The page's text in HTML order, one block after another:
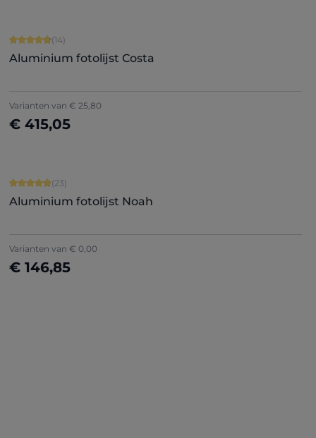
Gemiddelde waardering van 4.86 van 5 sterren
(14)
Aluminium fotolijst Costa
Varianten van € 25,80
€ 415,05
Nu configureren
Gemiddelde waardering van 4.91 van 5 sterren
(23)
Aluminium fotolijst Noah
Varianten van € 0,00
€ 146,85
Nu configureren